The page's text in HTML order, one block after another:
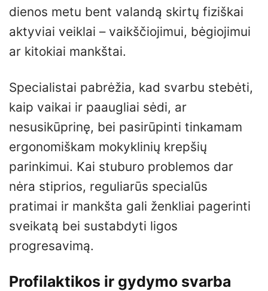
dienos metu bent valandą skirtų fiziškai
aktyviai veiklai – vaikščiojimui, bėgiojimui
ar kitokiai mankštai.
Specialistai pabrėžia, kad svarbu stebėti,
kaip vaikai ir paaugliai sėdi, ar
nesusikūprinę, bei pasirūpinti tinkamam
ergonomiškam mokyklinių krepšių
parinkimui. Kai stuburo problemos dar
nėra stiprios, reguliarūs specialūs
pratimai ir mankšta gali ženkliai pagerinti
sveikatą bei sustabdyti ligos
progresavimą.
Profilaktikos ir gydymo svarba